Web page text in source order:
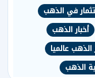
في الذهب
أخبار الذهب
عالميا
الذهب